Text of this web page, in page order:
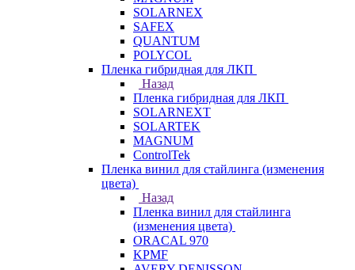
SOLARNEX
SAFEX
QUANTUM
POLYCOL
Пленка гибридная для ЛКП
Назад
Пленка гибридная для ЛКП
SOLARNEXT
SOLARTEK
MAGNUM
ControlTek
Пленка винил для стайлинга (изменения
цвета)
Назад
Пленка винил для стайлинга
(изменения цвета)
ORACAL 970
KPMF